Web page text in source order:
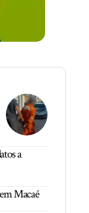
a
Macaé